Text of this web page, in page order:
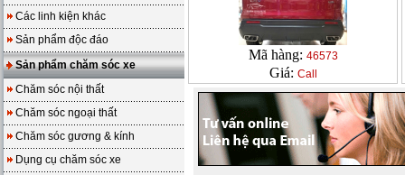
Các linh kiện khác
Sản phẩm độc đáo
Sản phẩm chăm sóc xe
Chăm sóc nội thất
Chăm sóc ngoại thất
Chăm sóc gương & kính
Dụng cụ chăm sóc xe
Mã hàng: 46573
Giá: Call